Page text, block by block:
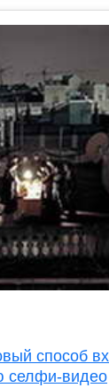
способ
селфи-видео